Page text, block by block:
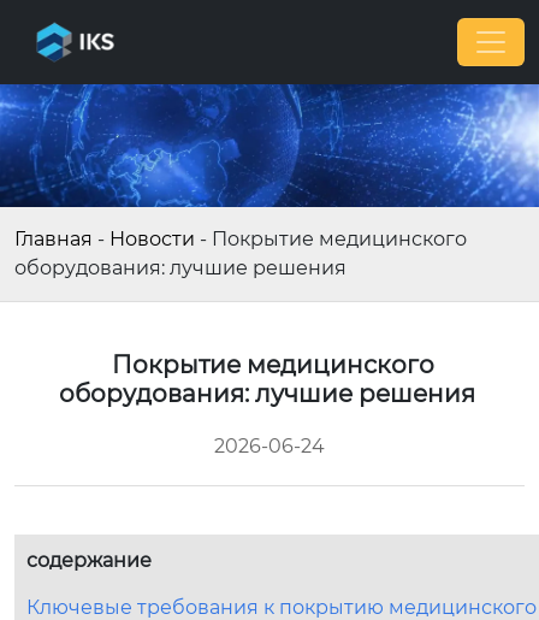
Главная - Новости - Покрытие медицинского
оборудования: лучшие решения
Покрытие медицинского
оборудования: лучшие решения
2026-06-24
содержание
Ключевые требования к покрытию медицинского